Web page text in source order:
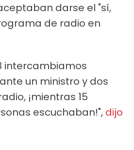
darse el "sí,
de radio en
intercambiamos
un ministro y dos
¡mientras 15
escuchaban!", dijo